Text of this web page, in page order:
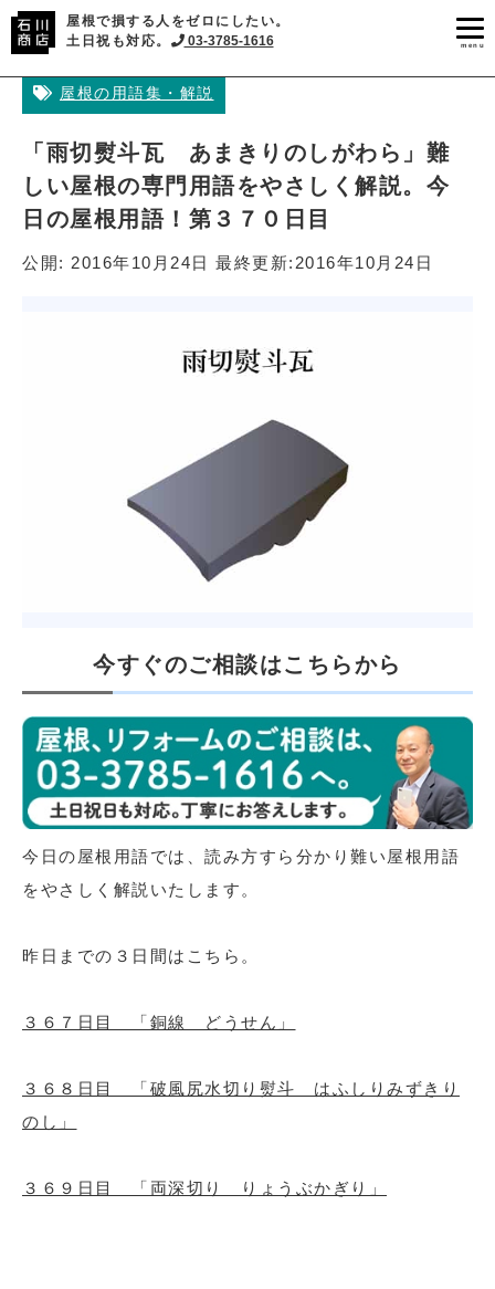
屋根で損する人をゼロにしたい。
土日祝も対応。
03-3785-1616 menu
屋根の用語集・解説
「雨切熨斗瓦 あまきりのしがわら」難
しい屋根の専門用語をやさしく解説。今
日の屋根用語！第３７０日目
公開: 2016年10月24日 最終更新: 2016年10月24日
今すぐのご相談はこちらから
今日の屋根用語では、読み方すら分かり難い屋根用語
をやさしく解説いたします。
昨日までの３日間はこちら。
３６７日目 「銅線 どうせん」
３６８日目 「破風尻水切り熨斗 はふしりみずきり
のし」
３６９日目 「両深切り りょうぶかぎり」